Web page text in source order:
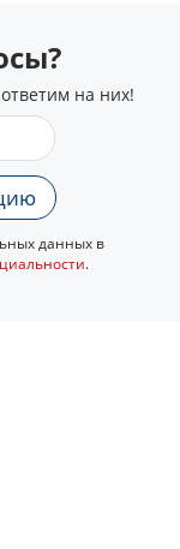
на них!
данных в
.